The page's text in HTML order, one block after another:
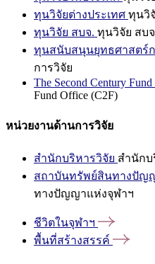
ทุนวิจัยต่างประเทศ ทุนวิ
ทุนวิจัย สบจ. ทุนวิจัย สบ
ทุนสนับสนุนยุทธศาสตร์ก
การวิจัย
The Second Century
Fund Office (C2F)
หน่วยงานด้านการวิจัย
สำนักบริหารวิจัย สำนักบ
สถาบันทรัพย์สินทางปัญ
ทางปัญญาแห่งจุฬาฯ
ชีวิตในจุฬาฯ
พื้นที่สร้างสรรค์